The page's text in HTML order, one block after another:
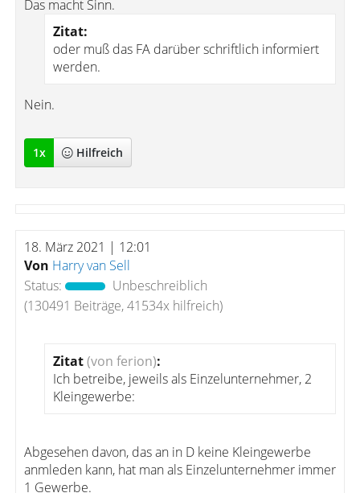
Das macht Sinn.
Zitat:
oder muß das FA darüber schriftlich informiert
werden.
Nein.
1x Hilfreich
18. März 2021 | 12:01
Von Harry van Sell
Status:
Unbeschreiblich
(130491 Beiträge, 41534x hilfreich)
Zitat(von ferion):
Ich betreibe, jeweils als Einzelunternehmer, 2
Kleingewerbe:
Abgesehen davon, das an in D keine Kleingewerbe
anmleden kann, hat man als Einzelunternehmer immer
1 Gewerbe.